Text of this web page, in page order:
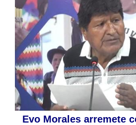
Evo Morales arremete